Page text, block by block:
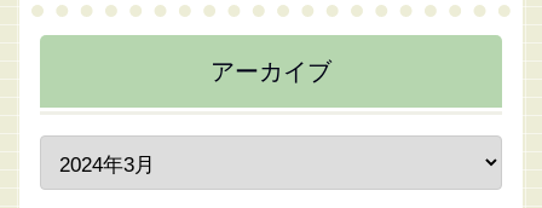
アーカイブ